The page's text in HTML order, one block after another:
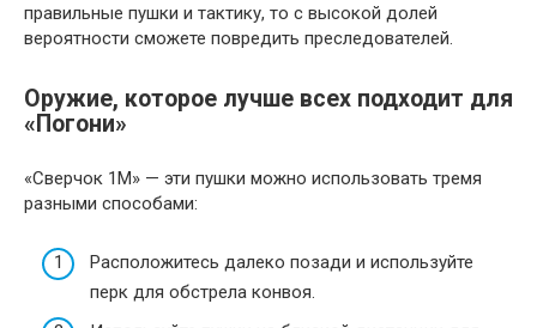
правильные пушки и тактику, то с высокой долей
вероятности сможете повредить преследователей.
Оружие, которое лучше всех подходит для
«Погони»
«Сверчок 1М» — эти пушки можно использовать тремя
разными способами:
Расположитесь далеко позади и используйте
перк для обстрела конвоя.